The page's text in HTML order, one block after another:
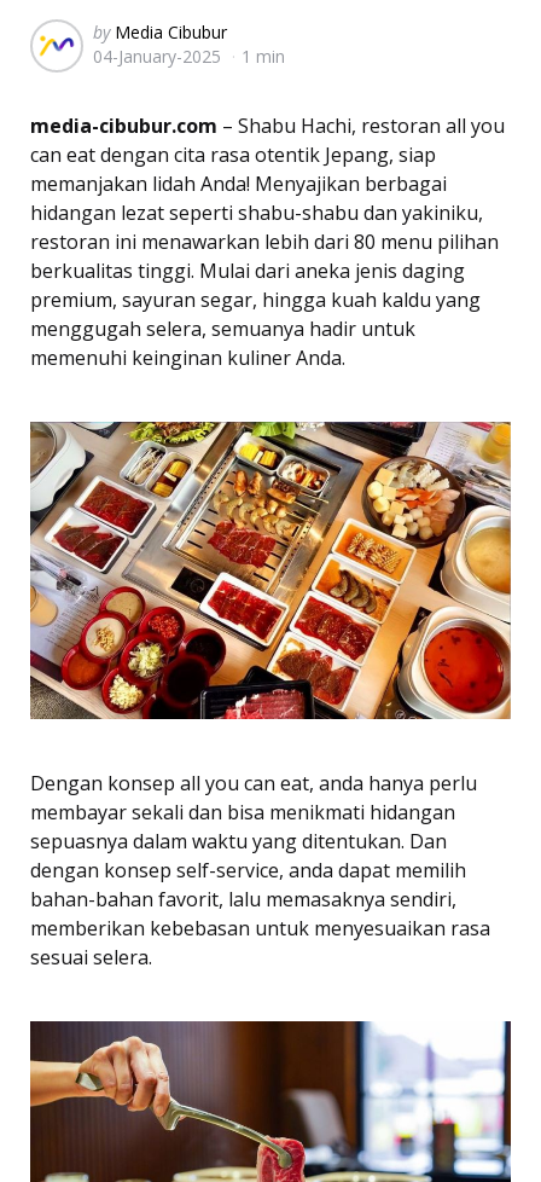
Posted
by
by Media Cibubur
04-January-2025
1 min
media-cibubur.com – Shabu Hachi, restoran all you
can eat dengan cita rasa otentik Jepang, siap
memanjakan lidah Anda! Menyajikan berbagai
hidangan lezat seperti shabu-shabu dan yakiniku,
restoran ini menawarkan lebih dari 80 menu pilihan
berkualitas tinggi. Mulai dari aneka jenis daging
premium, sayuran segar, hingga kuah kaldu yang
menggugah selera, semuanya hadir untuk
memenuhi keinginan kuliner Anda.
Dengan konsep all you can eat, anda hanya perlu
membayar sekali dan bisa menikmati hidangan
sepuasnya dalam waktu yang ditentukan. Dan
dengan konsep self-service, anda dapat memilih
bahan-bahan favorit, lalu memasaknya sendiri,
memberikan kebebasan untuk menyesuaikan rasa
sesuai selera.